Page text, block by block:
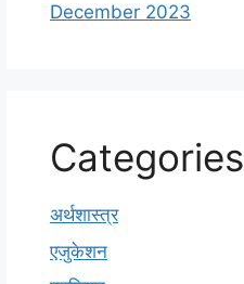
December 2023
Categories
अर्थशास्त्र
एजुकेशन